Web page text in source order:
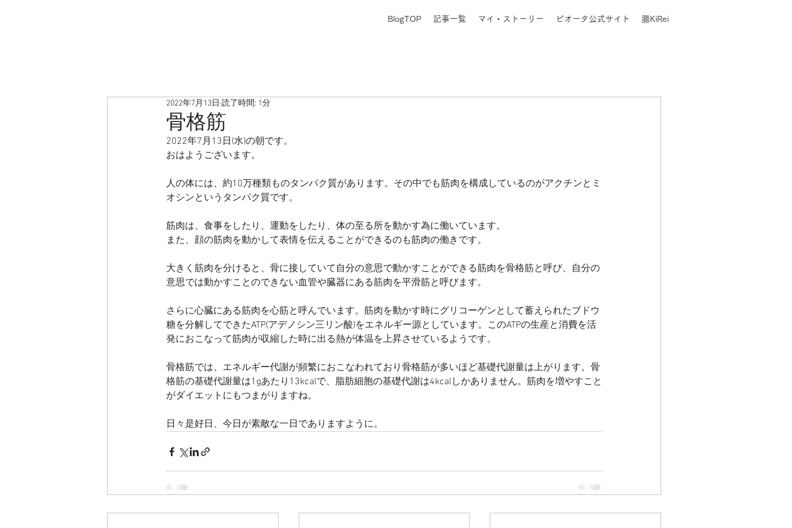
BlogTOP 記事一覧 マイ・ストーリー ビオータ公式サイト 腸KiRei
骨格筋
2022年7月13日 読了時間: 1分
2022年7月13日(水)の朝です。
おはようございます。
人の体には、約10万種類ものタンパク質があります。その中でも筋肉を構成しているのがアクチンとミ
オシンというタンパク質です。
筋肉は、食事をしたり、運動をしたり、体の至る所を動かす為に働いています。
また、顔の筋肉を動かして表情を伝えることができるのも筋肉の働きです。
大きく筋肉を分けると、骨に接していて自分の意思で動かすことができる筋肉を骨格筋と呼び、自分の
意思では動かすことのできない血管や臓器にある筋肉を平滑筋と呼びます。
さらに心臓にある筋肉を心筋と呼んでいます。筋肉を動かす時にグリコーゲンとして蓄えられたブドウ
糖を分解してできたATP(アデノシン三リン酸)をエネルギー源としています。このATPの生産と消費を活
発におこなって筋肉が収縮した時に出る熱が体温を上昇させているようです。
骨格筋では、エネルギー代謝が頻繁におこなわれており骨格筋が多いほど基礎代謝量は上がります。骨
格筋の基礎代謝量は1gあたり13kcalで、脂肪細胞の基礎代謝は4kcalしかありません。筋肉を増やすこと
がダイエットにもつまがりますね。
日々是好日、今日が素敵な一日でありますように。